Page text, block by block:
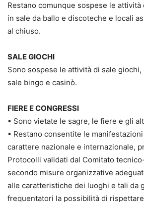
Restano comunque sospese le attività
in sale da ballo e discoteche e locali
al chiuso.
SALE GIOCHI
Sono sospese le attività di sale giochi,
sale bingo e casinò.
FIERE E CONGRESSI
• Sono vietate le sagre, le fiere e gli
• Restano consentite le
carattere nazionale e internazionale,
Protocolli validati dal Comitato
secondo misure organizzative
alle caratteristiche dei luoghi e tali da
frequentatori la possibilità di